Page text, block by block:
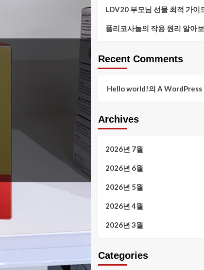
LDV20 부모님 선물 최적 가이
폴리코사놀의 작용 원리 알아
Recent Comments
Hello world!의 A
Archives
2026년 7월
2026년 6월
2026년 5월
2026년 4월
2026년 3월
Categories